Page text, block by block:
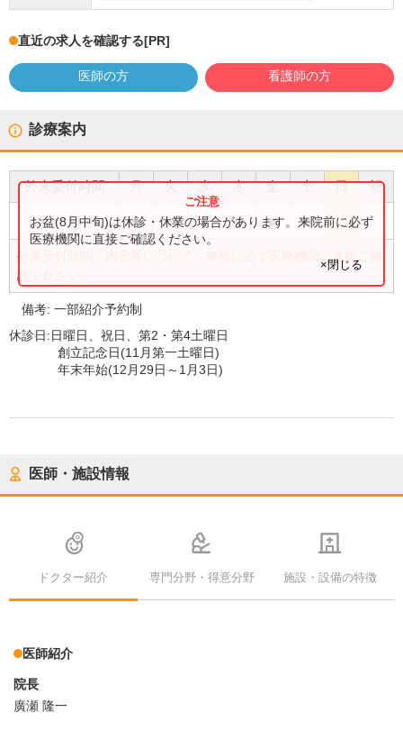
直近の求人を確認する[PR]
医師の方 看護師の方
診療案内
外来受付時間 月 火 水 木 金 土 日 祝
8:30〜 11:00 ● ● ● ● ● ●
外来受付時間・内容等について、事前に必ず医療機関に直接ご確
認ください。
お盆(8月中旬)は休診・休業の場合があります。来院前に必ず
医療機関に直接ご確認ください。
×閉じる
備考:一部紹介予約制
休診日:日曜日、祝日、第2・第4土曜日
創立記念日(11月第一土曜日)
年末年始(12月29日～1月3日)
医師・施設情報
ドクター紹介 専門分野・得意分野 施設・設備の特徴
医師紹介
院長
廣瀬 隆一